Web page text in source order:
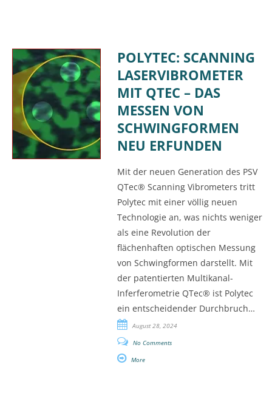
POLYTEC: SCANNING
LASERVIBROMETER
MIT QTEC – DAS
MESSEN VON
SCHWINGFORMEN
NEU ERFUNDEN
Mit der neuen Generation des PSV
QTec® Scanning Vibrometers tritt
Polytec mit einer völlig neuen
Technologie an, was nichts weniger
als eine Revolution der
flächenhaften optischen Messung
von Schwingformen darstellt. Mit
der patentierten Multikanal-
Inferferometrie QTec® ist Polytec
ein entscheidender Durchbruch…
August 28, 2024
No Comments
More